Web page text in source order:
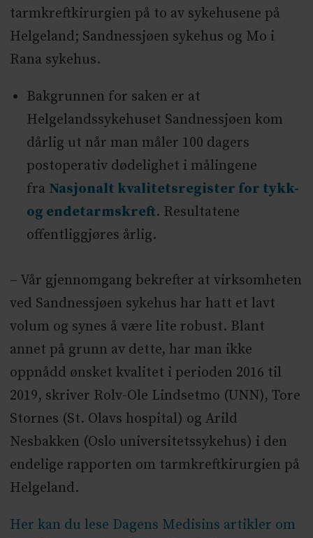
tarmkreftkirurgien på to av sykehusene på
Helgeland; Sandnessjøen sykehus og Mo i
Rana sykehus.
Bakgrunnen for saken er at
Helgelandssykehuset Sandnessjøen kom
dårlig ut når man måler 100 dagers
postoperativ dødelighet i målingene
fra Nasjonalt kvalitetsregister for tykk-
og endetarmskreft. Resultatene
offentliggjøres årlig.
– Vår gjennomgang bekrefter at virksomheten
ved Sandnessjøen sykehus har hatt et lavt
volum og synes å være lite robust. Blant
annet på grunn av dette, har man ikke
oppnådd ønsket kvalitet i perioden 2016 til
2019, skriver Rolv-Ole Lindsetmo (UNN), Tore
Stornes (St. Olavs hospital) og Arild
Nesbakken (Oslo universitetssykehus) i den
endelige rapporten om tarmkreftkirurgien på
Helgeland.
Her kan du lese Dagens Medisins artikler om